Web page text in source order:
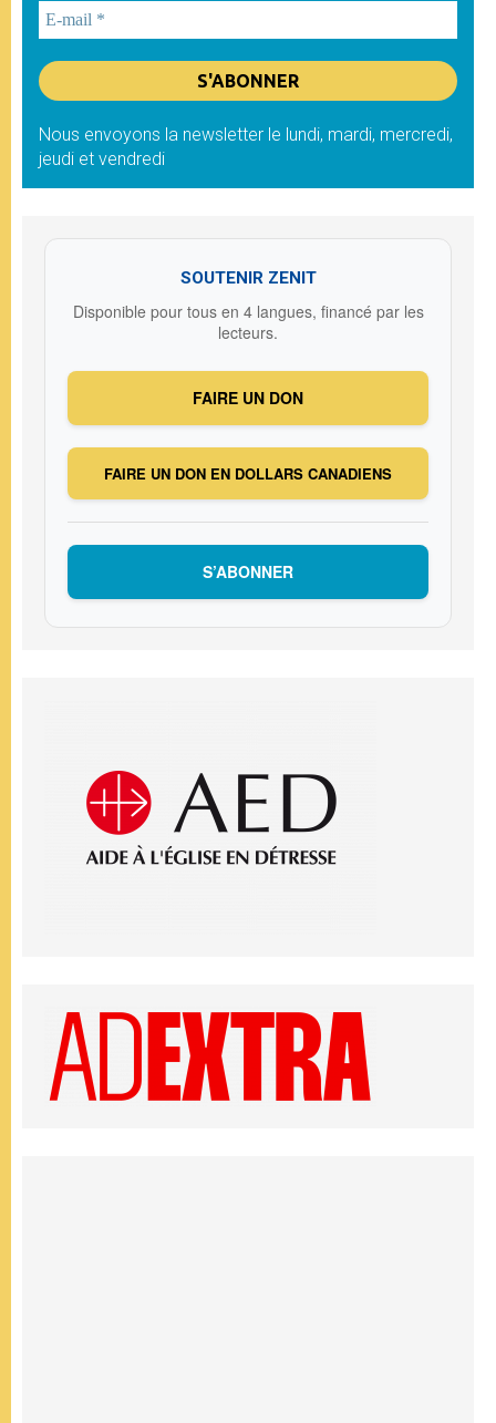
Nous envoyons la newsletter le lundi, mardi, mercredi,
jeudi et vendredi
SOUTENIR ZENIT
Disponible pour tous en 4 langues, financé par les
lecteurs.
FAIRE UN DON
FAIRE UN DON EN DOLLARS CANADIENS
S’ABONNER